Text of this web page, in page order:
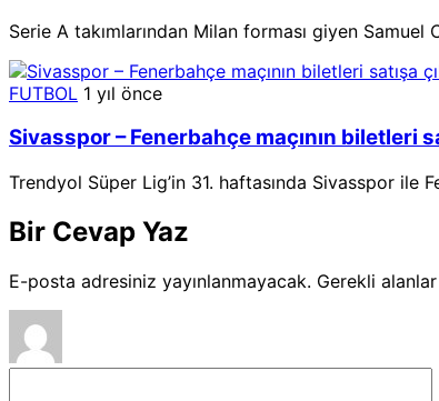
Serie A takımlarından Milan forması giyen
FUTBOL 1 yıl önce
Sivasspor – Fenerbahçe maçının biletleri
Trendyol Süper Lig’in 31. haftasında Sivasspor ile
Bir Cevap Yaz
E-posta adresiniz yayınlanmayacak. Gerekli alanlar